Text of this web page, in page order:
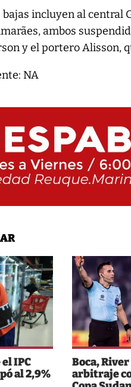
bajas incluyen al central
ambos
y el portero Alisson,
NA
IPC
al 2,9%
Boca,
arbitraje